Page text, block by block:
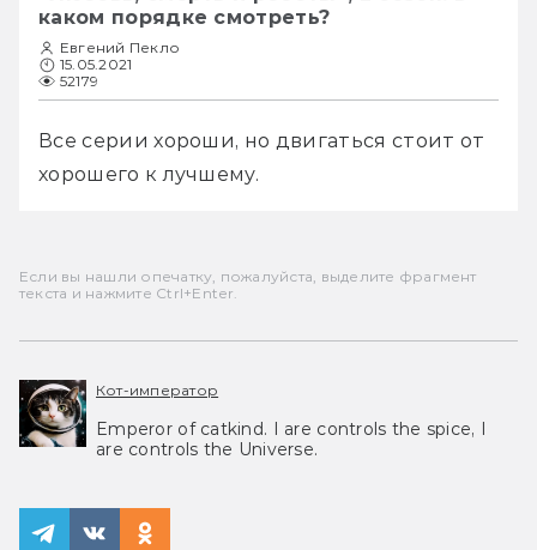
каком порядке смотреть?
Евгений Пекло
15.05.2021
52179
Все серии хороши, но двигаться стоит от
хорошего к лучшему.
Если вы нашли опечатку, пожалуйста, выделите фрагмент
текста и нажмите Ctrl+Enter.
Кот-император
Emperor of catkind. I are controls the spice, I
are controls the Universe.